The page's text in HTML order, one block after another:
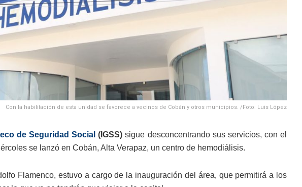
Con la habilitación de esta unidad se favorece a vecinos de Cobán y otros municipios. /Foto: Luis López
de Seguridad Social (IGSS) sigue desconcentrando sus servicios, con el
se lanzó en Cobán, Alta Verapaz, un centro de hemodiálisis.
Flamenco, estuvo a cargo de la inauguración del área, que permitirá a los